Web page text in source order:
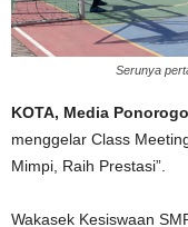
Serunya
KOTA, Media Ponorogo
menggelar Class
Mimpi, Raih Prestasi”.
Wakasek Kesiswaan